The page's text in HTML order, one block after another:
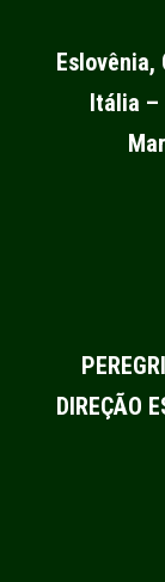
Eslovênia,
Itália –
DIREÇÃO